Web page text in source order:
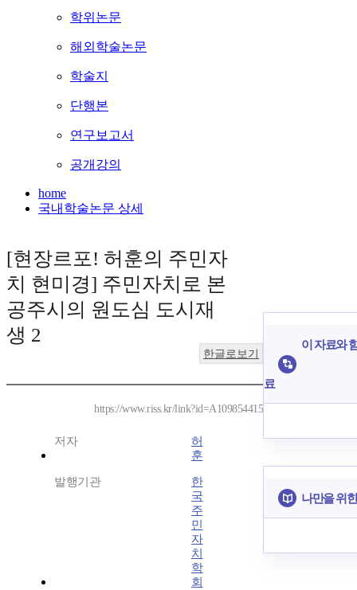
학위논문
해외학술논문
학술지
단행본
연구보고서
공개강의
home
국내학술논문 상세
[현장르포! 허훈의 주민자
치 현미경] 주민자치로 본
공주시의 원도심 도시재
생 2
한글로보기
https://www.riss.kr/link?id=A109854415
저자
허
훈
발행기관
한
국
주
민
자
치
학
회
이 자료와
료
나만을 위